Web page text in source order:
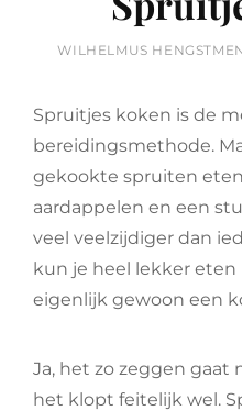
BY
WILHELMUS
Spruitjes koken is de
bereidingsmethode.
gekookte spruiten
aardappelen en een
veel veelzijdiger dan
kun je heel lekker
eigenlijk gewoon een
Ja, het zo zeggen gaat
het klopt feitelijk wel.